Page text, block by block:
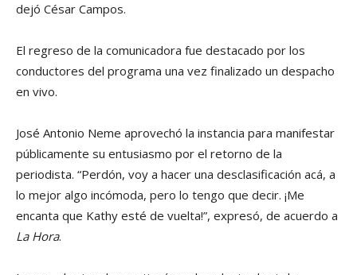
dejó César Campos.
El regreso de la comunicadora fue destacado por los
conductores del programa una vez finalizado un despacho
en vivo.
José Antonio Neme aprovechó la instancia para manifestar
públicamente su entusiasmo por el retorno de la
periodista. “Perdón, voy a hacer una desclasificación acá, a
lo mejor algo incómoda, pero lo tengo que decir. ¡Me
encanta que Kathy esté de vuelta!”, expresó, de acuerdo a
La Hora.